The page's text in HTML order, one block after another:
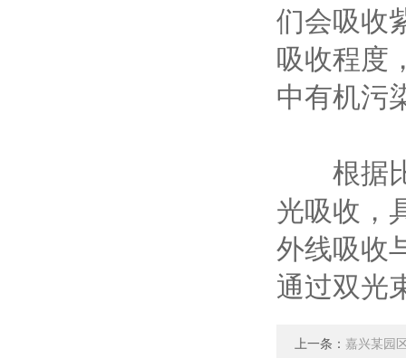
们会吸收
吸收程度
中有机污
根据比
光吸收，
外线吸收
通过双光
上一条： 嘉兴某园